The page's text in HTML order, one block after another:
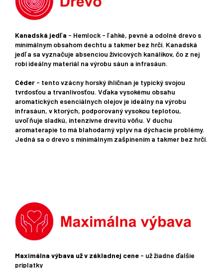
Kanadská jedľa - Hemlock - ľahké, pevné a odolné drevo s
minimálnym obsahom dechtu a takmer bez hrčí. Kanadská
jedľa sa vyznačuje absenciou živicových kanálikov, čo z nej
robí ideálny materiál na výrobu sáun a infrasáun.
Céder - tento vzácny horský ihličnan je typický svojou
tvrdosťou a trvanlivosťou. Vďaka vysokému obsahu
aromatických esenciálnych olejov je ideálny na výrobu
infrasáun, v ktorých, podporovaný vysokou teplotou,
uvoľňuje sladkú, intenzívne drevitú vôňu. V duchu
aromaterapie to má blahodarný vplyv na dýchacie problémy.
Jedná sa o drevo s minimálnym zašpinením a takmer bez hrčí.
Maximálna výbava už v základnej cene - už žiadne ďalšie
príplatky